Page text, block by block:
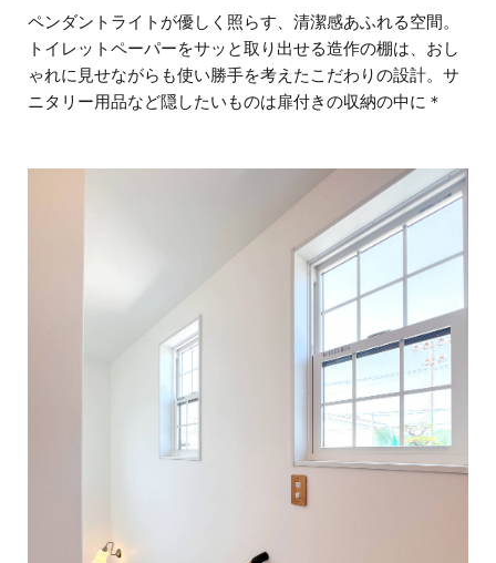
ペンダントライトが優しく照らす、清潔感あふれる空間。
トイレットペーパーをサッと取り出せる造作の棚は、おし
ゃれに見せながらも使い勝手を考えたこだわりの設計。サ
ニタリー用品など隠したいものは扉付きの収納の中に＊